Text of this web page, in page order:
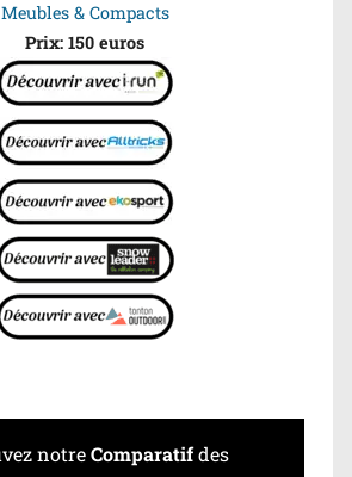
Meubles & Compacts
Prix: 150 euros
notreComparatifdes